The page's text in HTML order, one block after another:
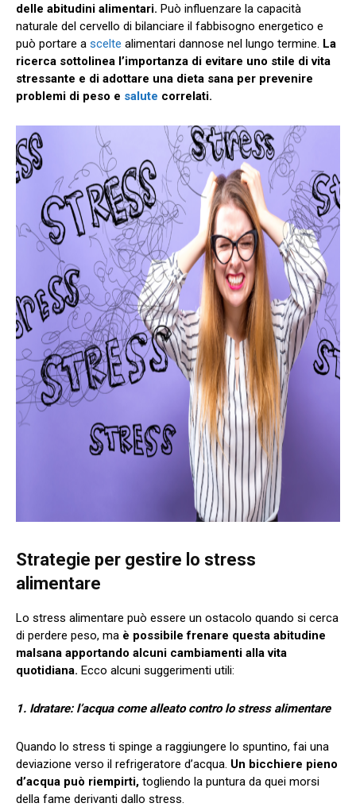
delle abitudini alimentari. Può influenzare la capacità
naturale del cervello di bilanciare il fabbisogno energetico e
può portare a scelte alimentari dannose nel lungo termine. La
ricerca sottolinea l’importanza di evitare uno stile di vita
stressante e di adottare una dieta sana per prevenire
problemi di peso e salute correlati.
Strategie per gestire lo stress
alimentare
Lo stress alimentare può essere un ostacolo quando si cerca
di perdere peso, ma è possibile frenare questa abitudine
malsana apportando alcuni cambiamenti alla vita
quotidiana. Ecco alcuni suggerimenti utili:
1. Idratare: l’acqua come alleato contro lo stress alimentare
Quando lo stress ti spinge a raggiungere lo spuntino, fai una
deviazione verso il refrigeratore d’acqua. Un bicchiere pieno
d’acqua può riempirti, togliendo la puntura da quei morsi
della fame derivanti dallo stress.